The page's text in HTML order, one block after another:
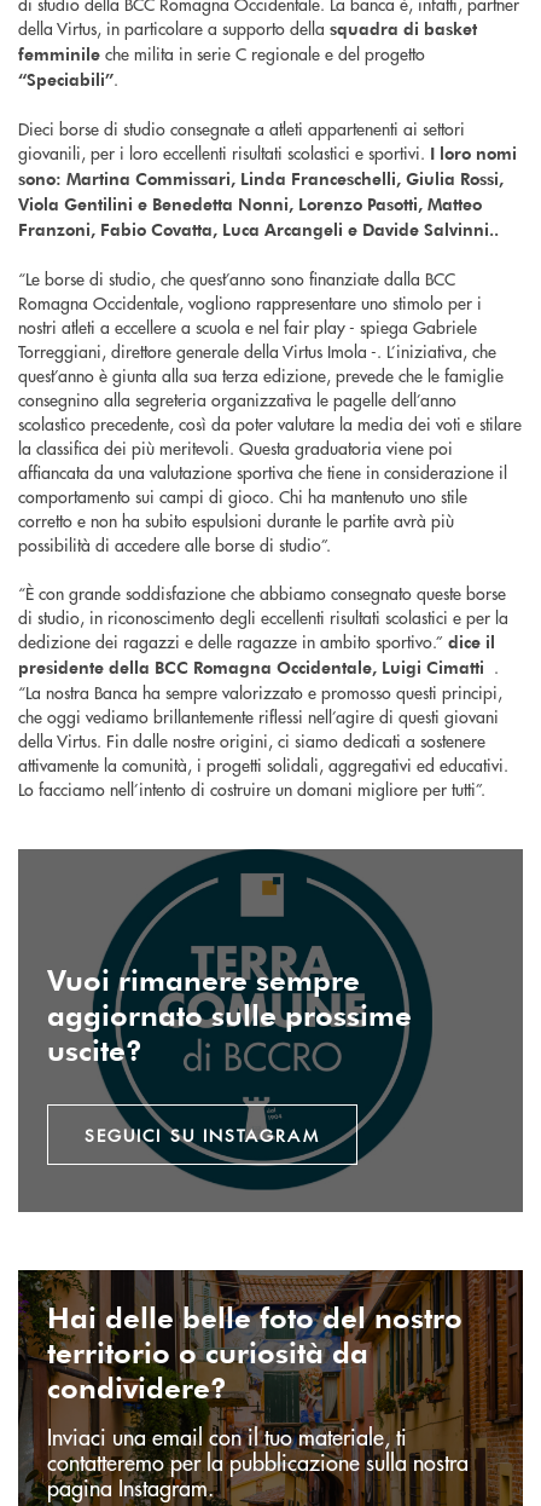
della Virtus, in particolare a supporto della squadra di basket
femminile che milita in serie C regionale e del progetto
“Speciabili”.
Dieci borse di studio consegnate a atleti appartenenti ai settori
giovanili, per i loro eccellenti risultati scolastici e sportivi. I loro nomi
sono: Martina Commissari, Linda Franceschelli, Giulia Rossi,
Viola Gentilini e Benedetta Nonni, Lorenzo Pasotti, Matteo
Franzoni, Fabio Covatta, Luca Arcangeli e Davide Salvinni..
“Le borse di studio, che quest’anno sono finanziate dalla BCC
Romagna Occidentale, vogliono rappresentare uno stimolo per i
nostri atleti a eccellere a scuola e nel fair play - spiega Gabriele
Torreggiani, direttore generale della Virtus Imola -. L’iniziativa, che
quest’anno è giunta alla sua terza edizione, prevede che le famiglie
consegnino alla segreteria organizzativa le pagelle dell’anno
scolastico precedente, così da poter valutare la media dei voti e stilare
la classifica dei più meritevoli. Questa graduatoria viene poi
affiancata da una valutazione sportiva che tiene in considerazione il
comportamento sui campi di gioco. Chi ha mantenuto uno stile
corretto e non ha subito espulsioni durante le partite avrà più
possibilità di accedere alle borse di studio”.
“È con grande soddisfazione che abbiamo consegnato queste borse
di studio, in riconoscimento degli eccellenti risultati scolastici e per la
dedizione dei ragazzi e delle ragazze in ambito sportivo.” dice il
presidente della BCC Romagna Occidentale, Luigi Cimatti .
“La nostra Banca ha sempre valorizzato e promosso questi principi,
che oggi vediamo brillantemente riflessi nell’agire di questi giovani
della Virtus. Fin dalle nostre origini, ci siamo dedicati a sostenere
attivamente la comunità, i progetti solidali, aggregativi ed educativi.
Lo facciamo nell’intento di costruire un domani migliore per tutti”.
SEGUICI SU INSTAGRAM
Vuoi rimanere sempre
aggiornato sulle prossime
uscite?
SEGUICI SU INSTAGRAM
INVIA EMAIL
Hai delle belle foto del nostro
territorio o curiosità da
condividere?
Inviaci una email con il tuo materiale, ti
contatteremo per la pubblicazione sulla nostra
pagina Instagram.